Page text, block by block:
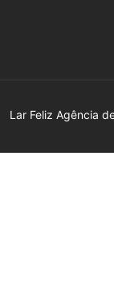
Lar Feliz Agência